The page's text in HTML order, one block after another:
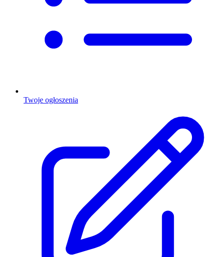
Twoje ogłoszenia